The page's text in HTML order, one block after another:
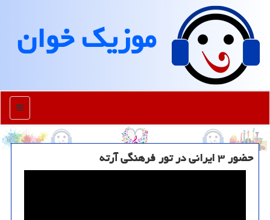
موزیك خوان
منو
حضور ۳ ایرانی در تور فرهنگی آرته